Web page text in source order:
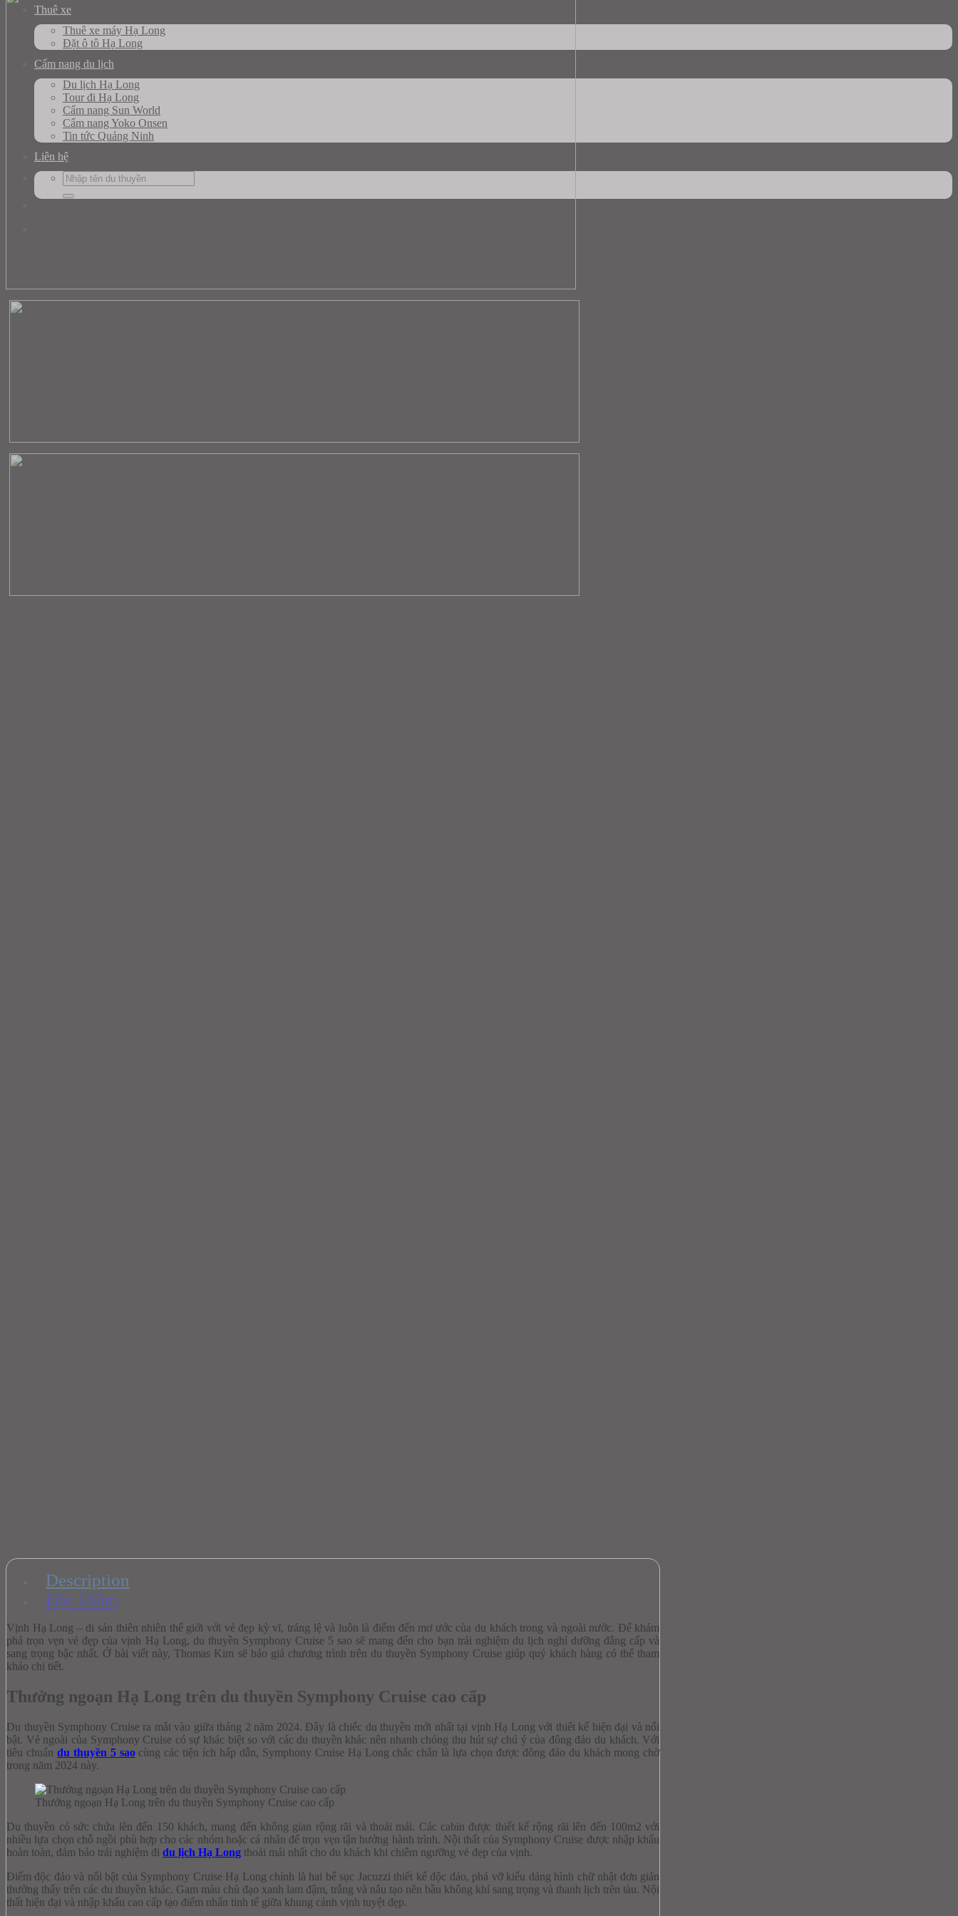
Thuê xe
Thuê xe máy Hạ Long
Đặt ô tô Hạ Long
Cẩm nang du lịch
Du lịch Hạ Long
Tour đi Hạ Long
Cẩm nang Sun World
Cẩm nang Yoko Onsen
Tin tức Quảng Ninh
Liên hệ
Search
for:
Description
Đặc Điểm
Vịnh Hạ Long – di sản thiên nhiên thế giới với vẻ đẹp kỳ vĩ, tráng lệ và luôn là điểm đến mơ ước của du khách trong và ngoài nước. Để khám
phá trọn vẹn vẻ đẹp của vịnh Hạ Long, du thuyền Symphony Cruise 5 sao sẽ mang đến cho bạn trải nghiệm du lịch nghỉ dưỡng đẳng cấp và
sang trọng bậc nhất. Ở bài viết này, Thomas Kim sẽ báo giá chương trình trên du thuyền Symphony Cruise giúp quý khách hàng có thể tham
khảo chi tiết.
Thưởng ngoạn Hạ Long trên du thuyền Symphony Cruise cao cấp
Du thuyền Symphony Cruise ra mắt vào giữa tháng 2 năm 2024. Đây là chiếc du thuyền mới nhất tại vịnh Hạ Long với thiết kế hiện đại và nổi
bật. Vẻ ngoài của Symphony Cruise có sự khác biệt so với các du thuyền khác nên nhanh chóng thu hút sự chú ý của đông đảo du khách. Với
tiêu chuẩn du thuyền 5 sao cùng các tiện ích hấp dẫn, Symphony Cruise Hạ Long chắc chắn là lựa chọn được đông đảo du khách mong chờ
trong năm 2024 này.
Thưởng ngoạn Hạ Long trên du thuyền Symphony Cruise cao cấp
Du thuyền có sức chứa lên đến 150 khách, mang đến không gian rộng rãi và thoải mái. Các cabin được thiết kế rộng rãi lên đến 100m2 với
nhiều lựa chọn chỗ ngồi phù hợp cho các nhóm hoặc cá nhân để trọn vẹn tận hưởng hành trình. Nội thất của Symphony Cruise được nhập khẩu
hoàn toàn, đảm bảo trải nghiệm đi du lịch Hạ Long thoải mái nhất cho du khách khi chiêm ngưỡng vẻ đẹp của vịnh.
Điểm độc đáo và nổi bật của Symphony Cruise Hạ Long chính là hai bể sục Jacuzzi thiết kế độc đáo, phá vỡ kiểu dáng hình chữ nhật đơn giản
thường thấy trên các du thuyền khác. Gam màu chủ đạo xanh lam đậm, trắng và nâu tạo nên bầu không khí sang trọng và thanh lịch trên tàu. Nội
thất hiện đại và nhập khẩu cao cấp tạo điểm nhấn tinh tế giữa khung cảnh vịnh tuyệt đẹp.